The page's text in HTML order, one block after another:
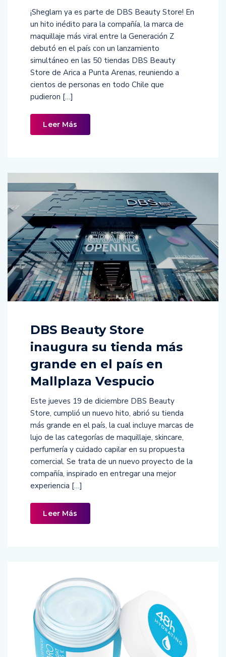
¡Sheglam ya es parte de DBS Beauty Store! En
un hito inédito para la compañía, la marca de
maquillaje más viral entre la Generación Z
debutó en el país con un lanzamiento
simultáneo en las 50 tiendas DBS Beauty
Store de Arica a Punta Arenas, reuniendo a
cientos de personas en todo Chile que
pudieron […]
Leer Más
DBS Beauty Store
inaugura su tienda más
grande en el país en
Mallplaza Vespucio
Este jueves 19 de diciembre DBS Beauty
Store, cumplió un nuevo hito, abrió su tienda
más grande en el país, la cual incluye marcas de
lujo de las categorías de maquillaje, skincare,
perfumería y cuidado capilar en su propuesta
comercial. Se trata de un nuevo proyecto de la
compañía, inspirado en entregar una mejor
experiencia […]
Leer Más